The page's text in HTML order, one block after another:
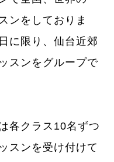
ンをしておりま
に限り、仙台近郊
スンをグループで
各クラス10名ずつ
スンを受け付けて